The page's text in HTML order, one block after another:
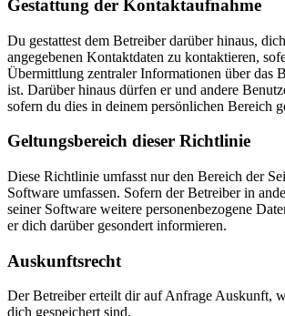
Gestattung der Kontaktaufnahme
Du gestattest dem Betreiber darüber hinaus,
angegebenen Kontaktdaten zu kontaktieren,
Übermittlung zentraler Informationen über das
ist. Darüber hinaus dürfen er und andere
sofern du dies in deinem persönlichen Bereich
Geltungsbereich dieser Richtlinie
Diese Richtlinie umfasst nur den Bereich der
Software umfassen. Sofern der Betreiber in
seiner Software weitere personenbezogene
er dich darüber gesondert informieren.
Auskunftsrecht
Der Betreiber erteilt dir auf Anfrage Auskunft,
dich gespeichert sind.